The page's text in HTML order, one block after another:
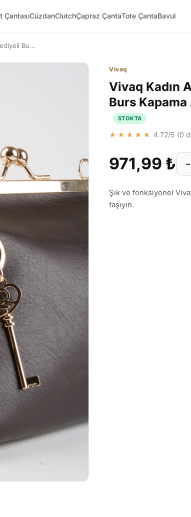
ÇantasıCüzdanClutchÇapraz ÇantaTote ÇantaBavul
Bu...
Vivaq
Vivaq Kadın
Burs Kapama
STOKTA
★★★★★ 4.72/5 (0
971,99 ₺ −
Şık ve fonksiyonel
taşıyın.